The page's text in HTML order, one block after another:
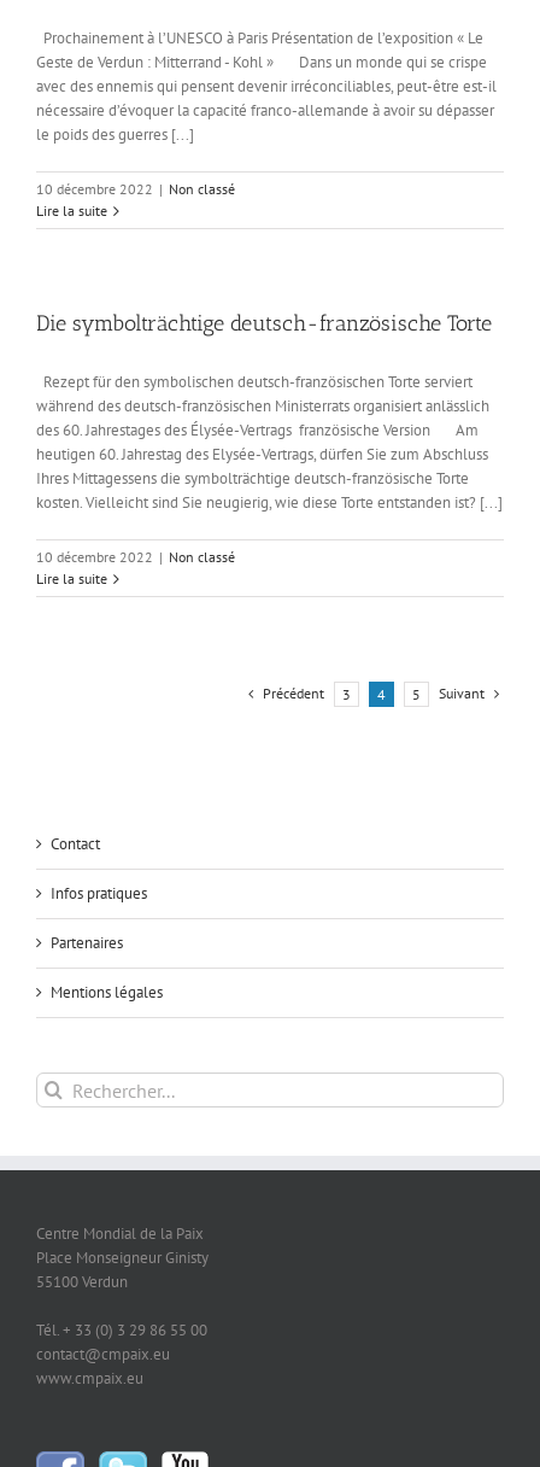
Prochainement à l’UNESCO à Paris Présentation de l’exposition « Le
Geste de Verdun : Mitterrand - Kohl » Dans un monde qui se crispe
avec des ennemis qui pensent devenir irréconciliables, peut-être est-il
nécessaire d’évoquer la capacité franco-allemande à avoir su dépasser
le poids des guerres [...]
10 décembre 2022 | Non classé
Lire la suite
Die symbolträchtige deutsch-französische Torte
Rezept für den symbolischen deutsch-französischen Torte serviert
während des deutsch-französischen Ministerrats organisiert anlässlich
des 60. Jahrestages des Élysée-Vertrags französische Version Am
heutigen 60. Jahrestag des Elysée-Vertrags, dürfen Sie zum Abschluss
Ihres Mittagessens die symbolträchtige deutsch-französische Torte
kosten. Vielleicht sind Sie neugierig, wie diese Torte entstanden ist? [...]
10 décembre 2022 | Non classé
Lire la suite
Précédent 3 4 5 Suivant
Contact
Infos pratiques
Partenaires
Mentions légales
Rechercher:
Centre Mondial de la Paix
Place Monseigneur Ginisty
55100 Verdun
Tél. + 33 (0) 3 29 86 55 00
contact@cmpaix.eu
www.cmpaix.eu